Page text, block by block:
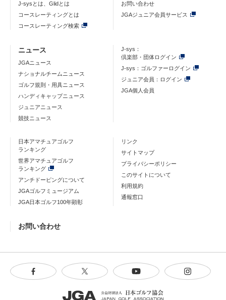
J-sysとは、Glidとは
コースレーティングとは
コースレーティング検索
お問い合わせ
JGAジュニア会員サービス
ニュース
JGAニュース
ナショナルチームニュース
ゴルフ規則・用具ニュース
ハンディキャップニュース
ジュニアニュース
競技ニュース
J-sys：
倶楽部・団体ログイン
J-sys：ゴルファーログイン
ジュニア会員：ログイン
JGA個人会員
日本アマチュアゴルフ
ランキング
世界アマチュアゴルフ
ランキング
アンチドーピングについて
JGAゴルフミュージアム
JGA日本ゴルフ100年顕彰
リンク
サイトマップ
プライバシーポリシー
このサイトについて
利用規約
通報窓口
お問い合わせ